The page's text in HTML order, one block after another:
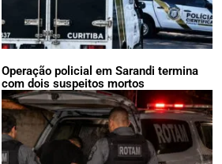
Operação policial em Sarandi termina
com dois suspeitos mortos